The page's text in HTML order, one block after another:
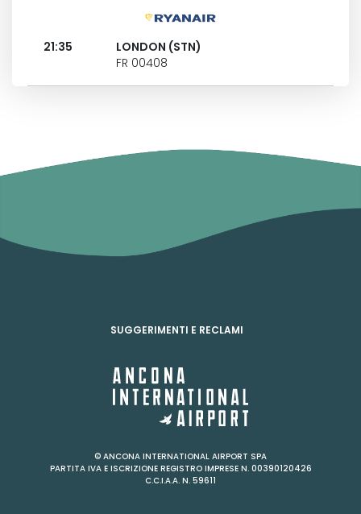
21:35
LONDON (STN)
FR 00408
SUGGERIMENTI E RECLAMI
© ANCONA INTERNATIONAL AIRPORT SPA
PARTITA IVA E ISCRIZIONE REGISTRO IMPRESE N. 00390120426
C.C.I.A.A. N. 59611